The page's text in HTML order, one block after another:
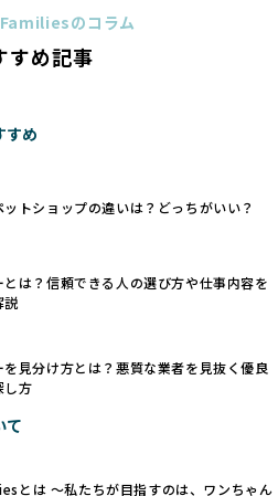
まっていることが問題です。こ
心身の福祉やブリーダーの責任
選択の判断が難しい現状があり
が許可されるサイトが多く、実
姿勢が見えにくい点も課題で
リーダーが記載する情報が主で
アの状況がわからないため、営
が含まれるリスクが高まりま
ゃんを大切にする「優良ブリ
に、法令を超えた独自の基準を
育環境の厳格なチェックを行っ
ングでは、母犬の出産負担を考
犬が心身ともに疲弊するケース
トカットのために食事を減らし
耳（耳を切る）が行われている
ンちゃんの身体的な負担が大き
ることで他の犬や人間との意思
処置が禁止されている一方で、
があります。
優先し、ワンちゃんの自然な姿
を行いません。
は「見た目が良く売れやすい」
うことがあり、中には麻酔なし
れます。
細はこちら
や育て方のポイントを理解し、
い知識と豊富な経験が欠かせま
上あり、それぞれに特有の健康
トラブルを抱えやすく、ラブラ
のコラム
すめ記事
すめ
トショップの違いは？どっちがいい？
は？信頼できる人の選び方や仕事内容を
説
見分け方とは？悪質な業者を見抜く優良
し方
て
とは 〜私たちが目指すのは、ワンちゃん